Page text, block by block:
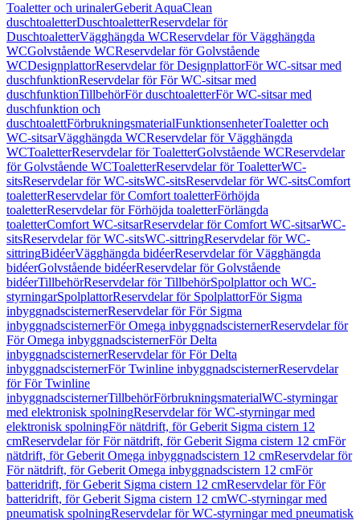
Toaletter och urinalerGeberit AquaClean
duschtoaletterDuschtoaletterReservdelar för
DuschtoaletterVägghängda WCReservdelar för Vägghängda
WCGolvstående WCReservdelar för Golvstående
WCDesignplattorReservdelar för DesignplattorFör WC-sitsar med
duschfunktionReservdelar för För WC-sitsar med
duschfunktionTillbehörFör duschtoaletterFör WC-sitsar med
duschfunktion och
duschtoalettFörbrukningsmaterialFunktionsenheterToaletter och
WC-sitsarVägghängda WCReservdelar för Vägghängda
WCToaletterReservdelar för ToaletterGolvstående WCReservdelar
för Golvstående WCToaletterReservdelar för ToaletterWC-
sitsReservdelar för WC-sitsWC-sitsReservdelar för WC-sitsComfort
toaletterReservdelar för Comfort toaletterFörhöjda
toaletterReservdelar för Förhöjda toaletterFörlängda
toaletterComfort WC-sitsarReservdelar för Comfort WC-sitsarWC-
sitsReservdelar för WC-sitsWC-sittringReservdelar för WC-
sittringBidéerVägghängda bidéerReservdelar för Vägghängda
bidéerGolvstående bidéerReservdelar för Golvstående
bidéerTillbehörReservdelar för TillbehörSpolplattor och WC-
styrningarSpolplattorReservdelar för SpolplattorFör Sigma
inbyggnadscisternerReservdelar för För Sigma
inbyggnadscisternerFör Omega inbyggnadscisternerReservdelar för
För Omega inbyggnadscisternerFör Delta
inbyggnadscisternerReservdelar för För Delta
inbyggnadscisternerFör Twinline inbyggnadscisternerReservdelar
för För Twinline
inbyggnadscisternerTillbehörFörbrukningsmaterialWC-styrningar
med elektronisk spolningReservdelar för WC-styrningar med
elektronisk spolningFör nätdrift, för Geberit Sigma cistern 12
cmReservdelar för För nätdrift, för Geberit Sigma cistern 12 cmFör
nätdrift, för Geberit Omega inbyggnadscistern 12 cmReservdelar för
För nätdrift, för Geberit Omega inbyggnadscistern 12 cmFör
batteridrift, för Geberit Sigma cistern 12 cmReservdelar för För
batteridrift, för Geberit Sigma cistern 12 cmWC-styrningar med
pneumatisk spolningReservdelar för WC-styrningar med pneumatisk